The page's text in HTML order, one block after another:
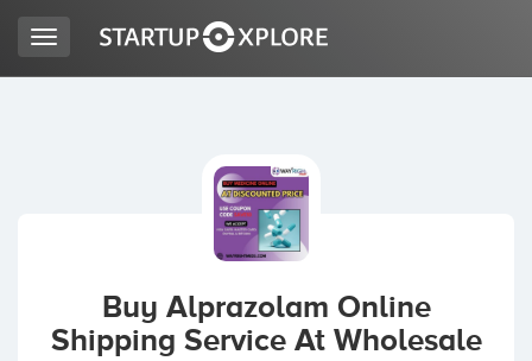
Toggle
navigation
Buy Alprazolam Online
Shipping Service At Wholesale